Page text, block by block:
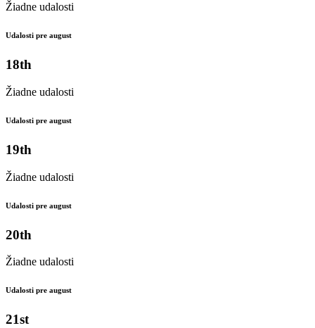
Žiadne udalosti
Udalosti pre august
18th
Žiadne udalosti
Udalosti pre august
19th
Žiadne udalosti
Udalosti pre august
20th
Žiadne udalosti
Udalosti pre august
21st